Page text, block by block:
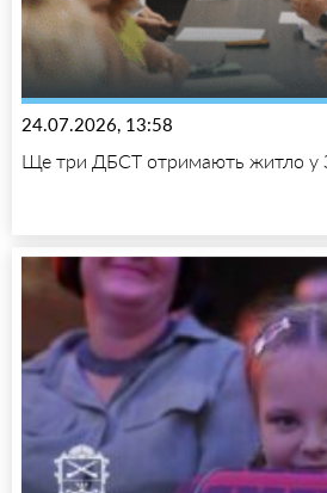
24.07.2026, 13:58
Ще три ДБСТ отримають житло у